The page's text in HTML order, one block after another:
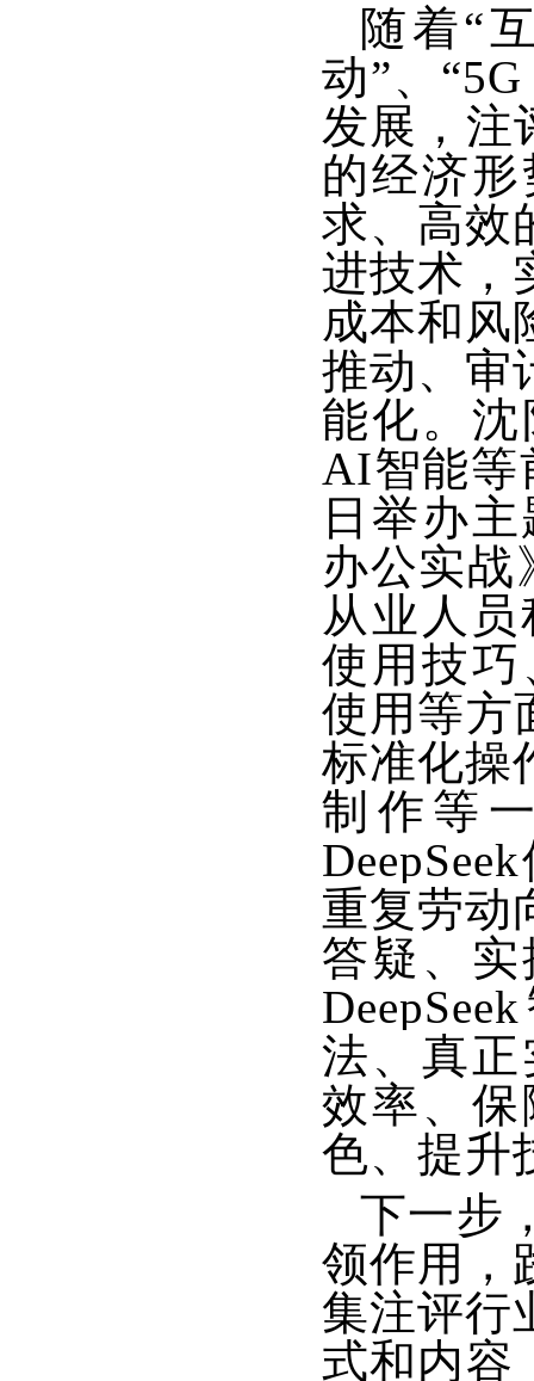
随着“
动”、
发展，注
的经济
求、高效
进技术，
成本和风
推动、审
能化。
AI智能等
日举办
办公实战
从业人员
使用技巧
使用等方
标准化操
制作等
重复劳动
答疑、
法、真正
效率、
色、提升
下一步
领作用，
集注评行
式和内容